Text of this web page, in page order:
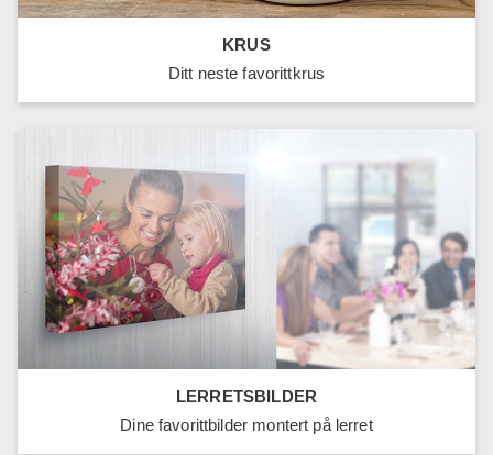
KRUS
Ditt neste favorittkrus
LERRETSBILDER
Dine favorittbilder montert på lerret